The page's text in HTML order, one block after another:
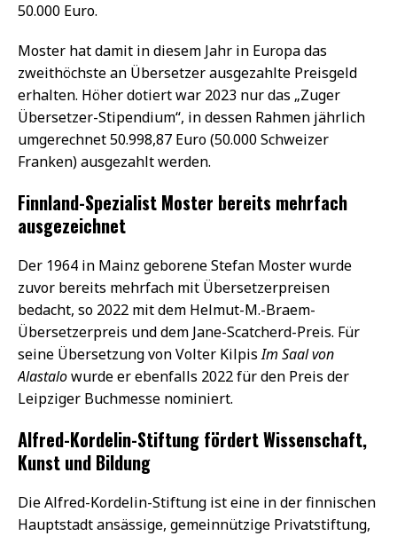
50.000 Euro.
Moster hat damit in diesem Jahr in Europa das
zweithöchste an Übersetzer ausgezahlte Preisgeld
erhalten. Höher dotiert war 2023 nur das „Zuger
Übersetzer-Stipendium“, in dessen Rahmen jährlich
umgerechnet 50.998,87 Euro (50.000 Schweizer
Franken) ausgezahlt werden.
Finnland-Spezialist Moster bereits mehrfach
ausgezeichnet
Der 1964 in Mainz geborene Stefan Moster wurde
zuvor bereits mehrfach mit Übersetzerpreisen
bedacht, so 2022 mit dem Helmut-M.-Braem-
Übersetzerpreis und dem Jane-Scatcherd-Preis. Für
seine Übersetzung von Volter KilpisIm Saal von
Alastalowurde er ebenfalls 2022 für den Preis der
Leipziger Buchmesse nominiert.
Alfred-Kordelin-Stiftung fördert Wissenschaft,
Kunst und Bildung
Die Alfred-Kordelin-Stiftung ist eine in der finnischen
Hauptstadt ansässige, gemeinnützige Privatstiftung,